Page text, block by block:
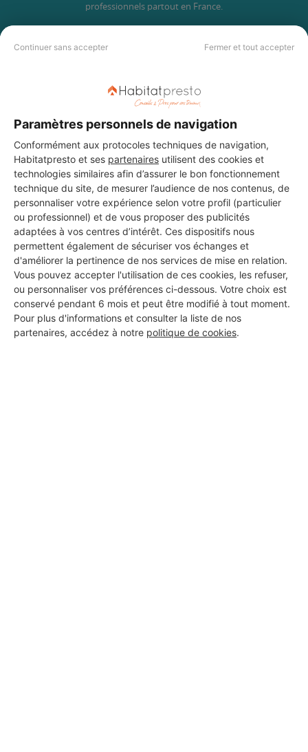
Continuer sans accepter Fermer et tout accepter
Paramètres personnels de navigation
Conformément aux protocoles techniques de navigation,
Habitatpresto et ses partenaires utilisent des cookies et
technologies similaires afin d’assurer le bon fonctionnement
technique du site, de mesurer l’audience de nos contenus, de
personnaliser votre expérience selon votre profil (particulier
ou professionnel) et de vous proposer des publicités
adaptées à vos centres d’intérêt. Ces dispositifs nous
permettent également de sécuriser vos échanges et
d'améliorer la pertinence de nos services de mise en relation.
Vous pouvez accepter l'utilisation de ces cookies, les refuser,
ou personnaliser vos préférences ci-dessous. Votre choix est
conservé pendant 6 mois et peut être modifié à tout moment.
Pour plus d'informations et consulter la liste de nos
partenaires, accédez à notre politique de cookies.
professionnels partout en France.
DEMANDER UN DEVIS